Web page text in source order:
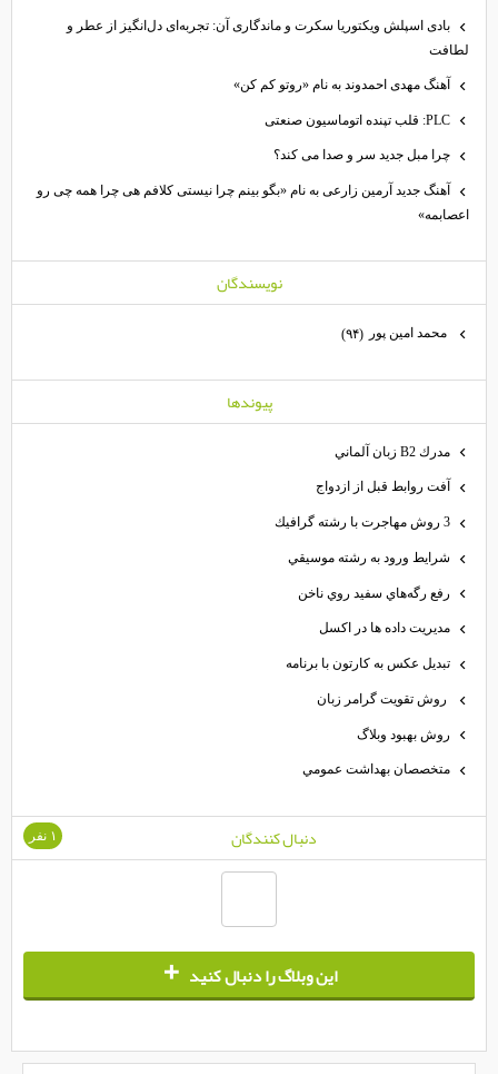
بادی اسپلش ویکتوریا سکرت و ماندگاری آن: تجربه‌ای دل‌انگیز از عطر و
لطافت
آهنگ مهدی احمدوند به نام «روتو کم کن»
PLC: قلب تپنده اتوماسیون صنعتی
چرا مبل جدید سر و صدا می کند؟
آهنگ جدید آرمین زارعی به نام «بگو بینم چرا نیستی کلافم هی چرا همه چی رو
اعصابمه»
نويسندگان
محمد امين پور
پيوندها
مدرك B2 زبان آلماني
آفت روابط قبل از ازدواج
شرايط ورود به رشته موسيقي
رفع رگه‌هاي سفيد روي ناخن
مديريت داده ها در اكسل
تبديل عكس به كارتون با برنامه
روش تقويت گرامر زبان
روش بهبود وبلاگ
متخصصان بهداشت عمومي
دنبال كنندگان ۱ نفر
اين وبلاگ را دنبال كنيد+